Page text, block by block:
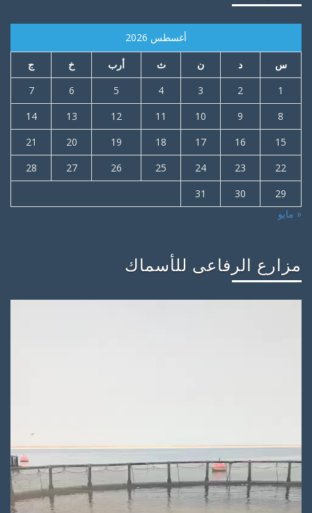
أغسطس 2026
س د ن ث أرب خ
ج
1
2
3
4
5
6
7
8
9
10
11
12
13
14
15
16
17
18
19
20
21
22
23
24
25
26
27
28
29
30
31
« مايو
مزارع الرفاعى للأسماك